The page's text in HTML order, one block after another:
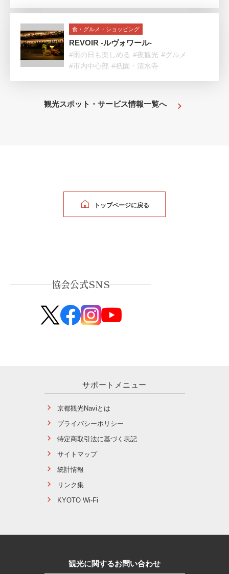
食・グルメ・ショッピング
REVOIR -ルヴォワール-
#雨の日も楽しめる #夜観光 #グルメ
#市内中心部 #祇園・清水寺
観光スポット・サービス情報一覧へ
トップページに戻る
協会公式SNS
サポートメニュー
京都観光Naviとは
プライバシーポリシー
特定商取引法に基づく表記
サイトマップ
統計情報
リンク集
KYOTO Wi-Fi
観光に関するお問い合わせ